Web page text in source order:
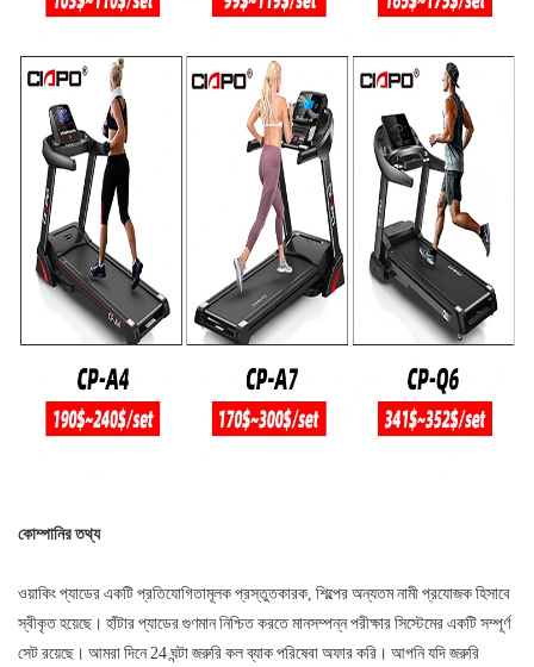
কোম্পানির তথ্য
ওয়াকিং প্যাডের একটি প্রতিযোগিতামূলক প্রস্তুতকারক, শিল্পের অন্যতম নামী প্রযোজক হিসাবে
স্বীকৃত হয়েছে। হাঁটার প্যাডের গুণমান নিশ্চিত করতে মানসম্পন্ন পরীক্ষার সিস্টেমের একটি সম্পূর্ণ
সেট রয়েছে। আমরা দিনে 24 ঘন্টা জরুরি কল ব্যাক পরিষেবা অফার করি। আপনি যদি জরুরি